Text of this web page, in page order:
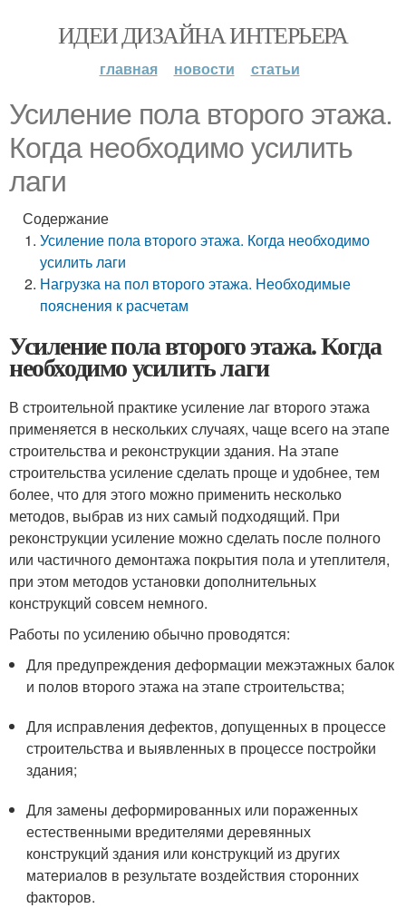
ИДЕИ ДИЗАЙНА ИНТЕРЬЕРА
главная новости статьи
Усиление пола второго этажа.
Когда необходимо усилить
лаги
Содержание
Усиление пола второго этажа. Когда необходимо
усилить лаги
Нагрузка на пол второго этажа. Необходимые
пояснения к расчетам
Усиление пола второго этажа. Когда
необходимо усилить лаги
В строительной практике усиление лаг второго этажа
применяется в нескольких случаях, чаще всего на этапе
строительства и реконструкции здания. На этапе
строительства усиление сделать проще и удобнее, тем
более, что для этого можно применить несколько
методов, выбрав из них самый подходящий. При
реконструкции усиление можно сделать после полного
или частичного демонтажа покрытия пола и утеплителя,
при этом методов установки дополнительных
конструкций совсем немного.
Работы по усилению обычно проводятся:
Для предупреждения деформации межэтажных балок
и полов второго этажа на этапе строительства;
Для исправления дефектов, допущенных в процессе
строительства и выявленных в процессе постройки
здания;
Для замены деформированных или пораженных
естественными вредителями деревянных
конструкций здания или конструкций из других
материалов в результате воздействия сторонних
факторов.